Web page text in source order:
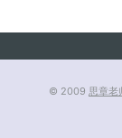
© 2009 思章老